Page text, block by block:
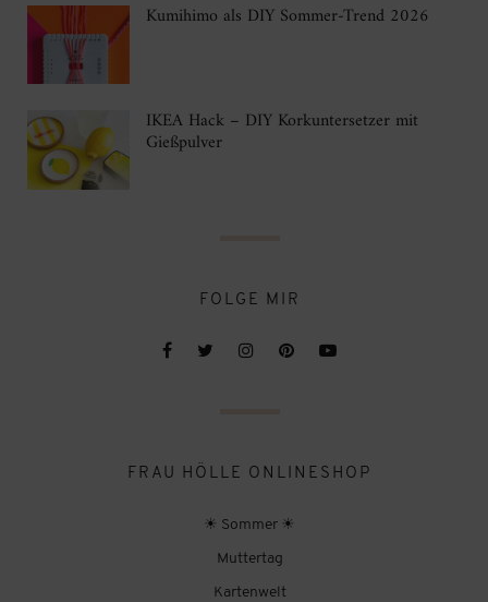
Kumihimo als DIY Sommer-Trend 2026
IKEA Hack – DIY Korkuntersetzer mit
Gießpulver
FOLGE MIR
FRAU HÖLLE ONLINESHOP
☀ Sommer ☀
Muttertag
Kartenwelt